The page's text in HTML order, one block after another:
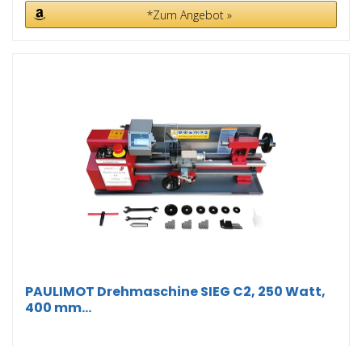
*Zum Angebot »
PAULIMOT Drehmaschine SIEG C2, 250 Watt,
400 mm...